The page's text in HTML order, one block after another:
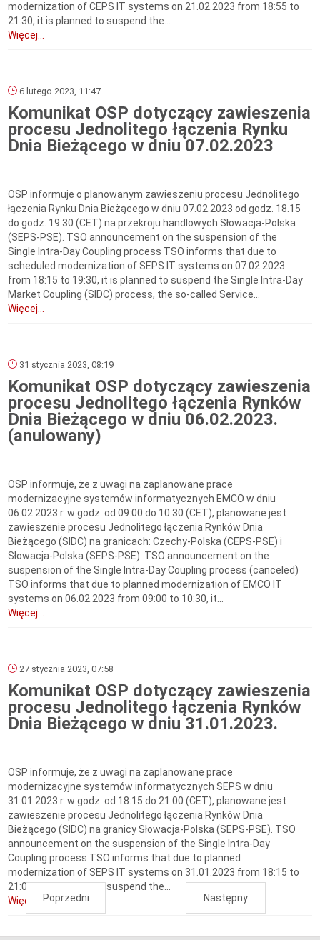
modernization of CEPS IT systems on 21.02.2023 from 18:55 to
21:30, it is planned to suspend the...
Więcej...
6 lutego 2023, 11:47
Komunikat OSP dotyczący zawieszenia
procesu Jednolitego łączenia Rynku
Dnia Bieżącego w dniu 07.02.2023
OSP informuje o planowanym zawieszeniu procesu Jednolitego
łączenia Rynku Dnia Bieżącego w dniu 07.02.2023 od godz. 18.15
do godz. 19.30 (CET) na przekroju handlowych Słowacja-Polska
(SEPS-PSE). TSO announcement on the suspension of the
Single Intra-Day Coupling process TSO informs that due to
scheduled modernization of SEPS IT systems on 07.02.2023
from 18:15 to 19:30, it is planned to suspend the Single Intra-Day
Market Coupling (SIDC) process, the so-called Service...
Więcej...
31 stycznia 2023, 08:19
Komunikat OSP dotyczący zawieszenia
procesu Jednolitego łączenia Rynków
Dnia Bieżącego w dniu 06.02.2023.
(anulowany)
OSP informuje, że z uwagi na zaplanowane prace
modernizacyjne systemów informatycznych EMCO w dniu
06.02.2023 r. w godz. od 09:00 do 10:30 (CET), planowane jest
zawieszenie procesu Jednolitego łączenia Rynków Dnia
Bieżącego (SIDC) na granicach: Czechy-Polska (CEPS-PSE) i
Słowacja-Polska (SEPS-PSE). TSO announcement on the
suspension of the Single Intra-Day Coupling process (canceled)
TSO informs that due to planned modernization of EMCO IT
systems on 06.02.2023 from 09:00 to 10:30, it...
Więcej...
27 stycznia 2023, 07:58
Komunikat OSP dotyczący zawieszenia
procesu Jednolitego łączenia Rynków
Dnia Bieżącego w dniu 31.01.2023.
OSP informuje, że z uwagi na zaplanowane prace
modernizacyjne systemów informatycznych SEPS w dniu
31.01.2023 r. w godz. od 18:15 do 21:00 (CET), planowane jest
zawieszenie procesu Jednolitego łączenia Rynków Dnia
Bieżącego (SIDC) na granicy Słowacja-Polska (SEPS-PSE). TSO
announcement on the suspension of the Single Intra-Day
Coupling process TSO informs that due to planned
modernization of SEPS IT systems on 31.01.2023 from 18:15 to
21:00, it is planned to suspend the...
Więcej...Poprzedni Następny